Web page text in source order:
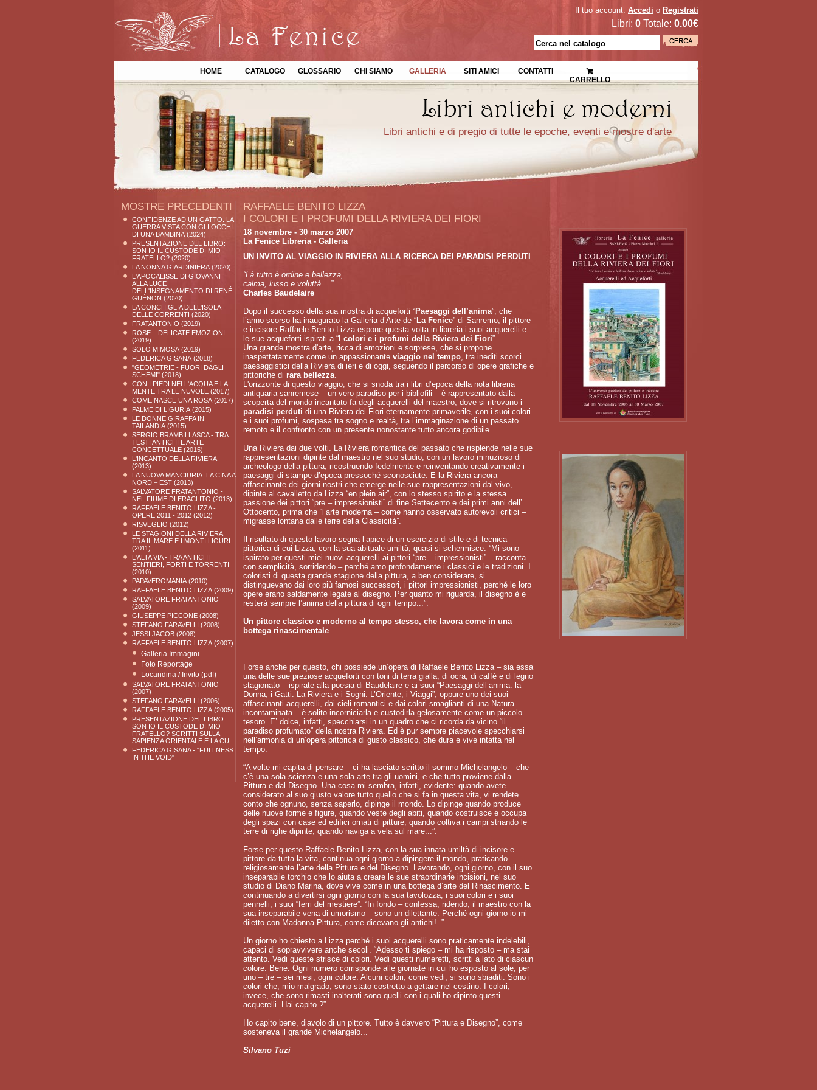
Il tuo account: Accedi o Registrati
Libri: 0 Totale: 0.00€
HOME CATALOGO GLOSSARIO CHI SIAMO GALLERIA SITI AMICI
CONTATTI
CARRELLO
Libri antichi e di pregio di tutte le epoche, eventi e mostre d'arte
MOSTRE PRECEDENTI
CONFIDENZE AD UN GATTO. LA
GUERRA VISTA CON GLI OCCHI
DI UNA BAMBINA (2024)
PRESENTAZIONE DEL LIBRO:
SON IO IL CUSTODE DI MIO
FRATELLO? (2020)
LA NONNA GIARDINIERA (2020)
L'APOCALISSE DI GIOVANNI
ALLA LUCE
DELL'INSEGNAMENTO DI RENÉ
GUÉNON (2020)
LA CONCHIGLIA DELL'ISOLA
DELLE CORRENTI (2020)
FRATANTONIO (2019)
ROSE... DELICATE EMOZIONI
(2019)
SOLO MIMOSA (2019)
FEDERICA GISANA (2018)
"GEOMETRIE - FUORI DAGLI
SCHEMI" (2018)
CON I PIEDI NELL'ACQUA E LA
MENTE TRA LE NUVOLE (2017)
COME NASCE UNA ROSA (2017)
PALME DI LIGURIA (2015)
LE DONNE GIRAFFA IN
TAILANDIA (2015)
SERGIO BRAMBILLASCA - TRA
TESTI ANTICHI E ARTE
CONCETTUALE (2015)
L'INCANTO DELLA RIVIERA
(2013)
LA NUOVA MANCIURIA. LA CINA A
NORD – EST (2013)
SALVATORE FRATANTONIO -
NEL FIUME DI ERACLITO (2013)
RAFFAELE BENITO LIZZA -
OPERE 2011 - 2012 (2012)
RISVEGLIO (2012)
LE STAGIONI DELLA RIVIERA
TRA IL MARE E I MONTI LIGURI
(2011)
L'ALTA VIA - TRA ANTICHI
SENTIERI, FORTI E TORRENTI
(2010)
PAPAVEROMANIA (2010)
RAFFAELE BENITO LIZZA (2009)
SALVATORE FRATANTONIO
(2009)
GIUSEPPE PICCONE (2008)
STEFANO FARAVELLI (2008)
JESSI JACOB (2008)
RAFFAELE BENITO LIZZA (2007)
Galleria Immagini
Foto Reportage
Locandina / Invito (pdf)
SALVATORE FRATANTONIO
(2007)
STEFANO FARAVELLI (2006)
RAFFAELE BENITO LIZZA (2005)
PRESENTAZIONE DEL LIBRO:
SON IO IL CUSTODE DI MIO
FRATELLO? SCRITTI SULLA
SAPIENZA ORIENTALE E LA CU
FEDERICA GISANA - "FULLNESS
IN THE VOID"
RAFFAELE BENITO LIZZA
I COLORI E I PROFUMI DELLA RIVIERA DEI FIORI
18 novembre - 30 marzo 2007
La Fenice Libreria - Galleria
UN INVITO AL VIAGGIO IN RIVIERA ALLA RICERCA DEI PARADISI PERDUTI
“Là tutto è ordine e bellezza,
calma, lusso e voluttà... ”
Charles Baudelaire
Dopo il successo della sua mostra di acqueforti “Paesaggi dell’anima”, che
l’anno scorso ha inaugurato la Galleria d’Arte de “La Fenice” di Sanremo, il pittore
e incisore Raffaele Benito Lizza espone questa volta in libreria i suoi acquerelli e
le sue acqueforti ispirati a “ I colori e i profumi della Riviera dei Fiori”.
Una grande mostra d'arte, ricca di emozioni e sorprese, che si propone
inaspettatamente come un appassionante viaggio nel tempo, tra inediti scorci
paesaggistici della Riviera di ieri e di oggi, seguendo il percorso di opere grafiche e
pittoriche di rara bellezza.
L'orizzonte di questo viaggio, che si snoda tra i libri d’epoca della nota libreria
antiquaria sanremese – un vero paradiso per i bibliofili – è rappresentato dalla
scoperta del mondo incantato fa degli acquerelli del maestro, dove si ritrovano i
paradisi perduti di una Riviera dei Fiori eternamente primaverile, con i suoi colori
e i suoi profumi, sospesa tra sogno e realtà, tra l’immaginazione di un passato
remoto e il confronto con un presente nonostante tutto ancora godibile.
Una Riviera dai due volti. La Riviera romantica del passato che risplende nelle sue
rappresentazioni dipinte dal maestro nel suo studio, con un lavoro minuzioso di
archeologo della pittura, ricostruendo fedelmente e reinventando creativamente i
paesaggi di stampe d’epoca pressoché sconosciute. E la Riviera ancora
affascinante dei giorni nostri che emerge nelle sue rappresentazioni dal vivo,
dipinte al cavalletto da Lizza “en plein air”, con lo stesso spirito e la stessa
passione dei pittori “pre – impressionisti” di fine Settecento e dei primi anni dell’
Ottocento, prima che “l’arte moderna – come hanno osservato autorevoli critici –
migrasse lontana dalle terre della Classicità”.
Il risultato di questo lavoro segna l’apice di un esercizio di stile e di tecnica
pittorica di cui Lizza, con la sua abituale umiltà, quasi si schermisce. “Mi sono
ispirato per questi miei nuovi acquerelli ai pittori “pre – impressionisti” – racconta
con semplicità, sorridendo – perché amo profondamente i classici e le tradizioni. I
coloristi di questa grande stagione della pittura, a ben considerare, si
distinguevano dai loro più famosi successori, i pittori impressionisti, perché le loro
opere erano saldamente legate al disegno. Per quanto mi riguarda, il disegno è e
resterà sempre l’anima della pittura di ogni tempo...”.
Un pittore classico e moderno al tempo stesso, che lavora come in una
bottega rinascimentale
Forse anche per questo, chi possiede un’opera di Raffaele Benito Lizza – sia essa
una delle sue preziose acqueforti con toni di terra gialla, di ocra, di caffé e di legno
stagionato – ispirate alla poesia di Baudelaire e ai suoi “Paesaggi dell’anima: la
Donna, i Gatti. La Riviera e i Sogni. L’Oriente, i Viaggi”, oppure uno dei suoi
affascinanti acquerelli, dai cieli romantici e dai colori smaglianti di una Natura
incontaminata – è solito incorniciarla e custodirla gelosamente come un piccolo
tesoro. E’ dolce, infatti, specchiarsi in un quadro che ci ricorda da vicino “il
paradiso profumato” della nostra Riviera. Ed è pur sempre piacevole specchiarsi
nell’armonia di un’opera pittorica di gusto classico, che dura e vive intatta nel
tempo.
“A volte mi capita di pensare – ci ha lasciato scritto il sommo Michelangelo – che
c’è una sola scienza e una sola arte tra gli uomini, e che tutto proviene dalla
Pittura e dal Disegno. Una cosa mi sembra, infatti, evidente: quando avete
considerato al suo giusto valore tutto quello che si fa in questa vita, vi rendete
conto che ognuno, senza saperlo, dipinge il mondo. Lo dipinge quando produce
delle nuove forme e figure, quando veste degli abiti, quando costruisce e occupa
degli spazi con case ed edifici ornati di pitture, quando coltiva i campi striando le
terre di righe dipinte, quando naviga a vela sul mare...”.
Forse per questo Raffaele Benito Lizza, con la sua innata umiltà di incisore e
pittore da tutta la vita, continua ogni giorno a dipingere il mondo, praticando
religiosamente l’arte della Pittura e del Disegno. Lavorando, ogni giorno, con il suo
inseparabile torchio che lo aiuta a creare le sue straordinarie incisioni, nel suo
studio di Diano Marina, dove vive come in una bottega d’arte del Rinascimento. E
continuando a divertirsi ogni giorno con la sua tavolozza, i suoi colori e i suoi
pennelli, i suoi “ferri del mestiere”. “In fondo – confessa, ridendo, il maestro con la
sua inseparabile vena di umorismo – sono un dilettante. Perché ogni giorno io mi
diletto con Madonna Pittura, come dicevano gli antichi!..”
Un giorno ho chiesto a Lizza perché i suoi acquerelli sono praticamente indelebili,
capaci di sopravvivere anche secoli. “Adesso ti spiego – mi ha risposto – ma stai
attento. Vedi queste strisce di colori. Vedi questi numeretti, scritti a lato di ciascun
colore. Bene. Ogni numero corrisponde alle giornate in cui ho esposto al sole, per
uno – tre – sei mesi, ogni colore. Alcuni colori, come vedi, si sono sbiaditi. Sono i
colori che, mio malgrado, sono stato costretto a gettare nel cestino. I colori,
invece, che sono rimasti inalterati sono quelli con i quali ho dipinto questi
acquerelli. Hai capito ?”
Ho capito bene, diavolo di un pittore. Tutto è davvero “Pittura e Disegno”, come
sosteneva il grande Michelangelo...
Silvano Tuzi